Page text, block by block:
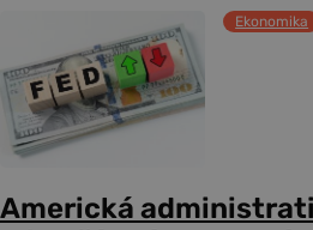
Ekonomika
Americká